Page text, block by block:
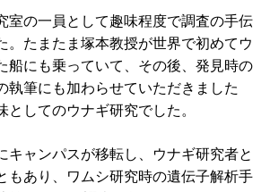
の一員として趣味程度で調査の手伝
。たまたま塚本教授が世界で初めてウ
船にも乗っていて、その後、発見時の
執筆にも加わらせていただきました
としてのウナギ研究でした。
ャンパスが移転し、ウナギ研究者と
もあり、ワムシ研究時の遺伝子解析手